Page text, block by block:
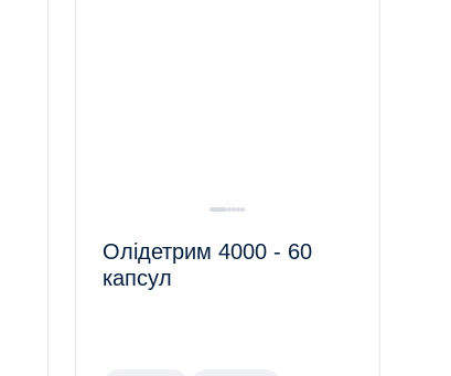
Олідетрим 4000 - 60
капсул